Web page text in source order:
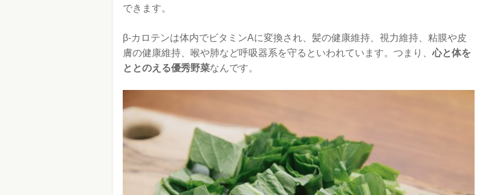
できます。
β-カロテンは体内でビタミンAに変換され、髪の健康維持、視力維持、粘膜や皮
膚の健康維持、喉や肺など呼吸器系を守るといわれています。つまり、心と体を
ととのえる優秀野菜なんです。